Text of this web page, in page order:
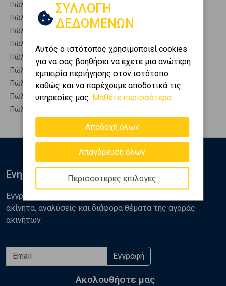
Πώληση Οικόπεδα ΤΡΟΠΑΙΑ
Πώληση Οικόπεδα ΦΑΛΑΙΣΙΑ
Πώληση Οικόπεδα ΦΑΛΑΝΘΟΣ
Πώληση Αγροτεμάχια ΤΡΙΠΟΛΗ - Περθώρι
Πώληση Δασικές εκτάσεις ΤΡΙΠΟΛΗ - Περθώρι
Πώληση Εκτάσεις ΤΡΙΠΟΛΗ - Περθώρι
Πώληση Επαγγελματικά οικόπεδα ΤΡΙΠΟΛΗ - Περθώρι
Πώληση Νησιά ΤΡΙΠΟΛΗ - Περθώρι
Πώληση Οικιστικά ΤΡΙΠΟΛΗ - Περθώρι
ΣΥΛΛΟΓΗ
ΔΕΔΟΜΕΝΩΝ
Αυτός ο ιστότοπος χρησιμοποιεί cookies
για να σας βοηθήσει να έχετε μια ανώτερη
εμπειρία περιήγησης στον ιστότοπο
καθώς και να παρέχουμε αποδοτικά τις
υπηρεσίες μας. Μάθετε περισσότερα...
Αποδοχή όλων
Απαγόρευση όλων
Περισσότερες επιλογές
Ενημερωθείτε
Εγγραφείτε στο newsletter της Golden Home για νέα
ακίνητα, αναλύσεις και διάφορα θέματα της αγοράς
ακινήτων
Εγγραφή
Ακολουθήστε μας